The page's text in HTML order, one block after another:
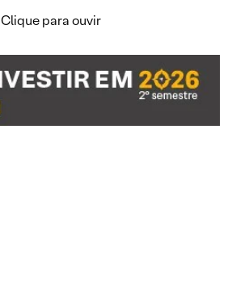
Clique para ouvir